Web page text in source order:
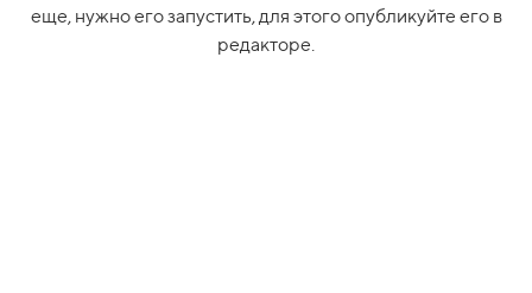
еще, нужно его запустить, для этого опубликуйте его в
редакторе.